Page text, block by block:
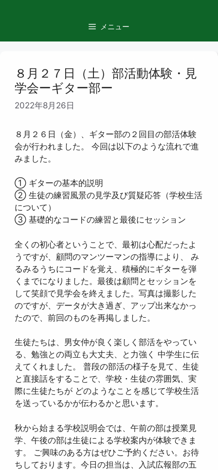
ン
メニュー
８月２７日（土）部活動体験・見
学会ーギター部ー
2022年8月26日
８月２６日（金）、ギター部の２回目の部活体験
会が行われました。 今回は以下のような流れで進
みました。
① ギターの基本的説明
② 生徒の練習風景の見学及び質疑応答（学校生活
について）
③ 基礎的なコードの練習と最後にセッション
全くの初心者ということで、最初は心配だったよ
うですが、顧問のマンツーマンの指導により、 み
るみるうちにコードを覚え、積極的にギターを弾
くまでになりました。最後は顧問とセッションを
して笑顔で見学会を終えました。写真は撮影した
のですが、データが大き過ぎ、アップ出来なかっ
たので、前回のものを再掲しました。
生徒たちは、男女仲が良く楽しく部活をやってい
る、勉強との両立も大丈夫、と力強く 中学生に伝
えてくれました。 普段の部活の様子を見て、生徒
と直接話をすることで、学校・生徒の雰囲気、実
際に生徒たちが どのようなことを感じて学校生活
を送っているかが伝わるかと思います。
秋から始まる学校説明会では、午前の部は授業見
学、午後の部は生徒による学校案内が体験できま
す。 ご興味のある方はぜひご予約ください。お待
ちしております。今日の担当は、入試広報部の五